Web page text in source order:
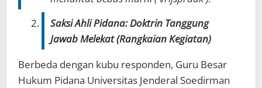
Saksi Ahli Pidana: Doktrin Tanggung
Jawab Melekat (Rangkaian Kegiatan)
Berbeda dengan kubu responden, Guru Besar
Hukum Pidana Universitas Jenderal Soedirman